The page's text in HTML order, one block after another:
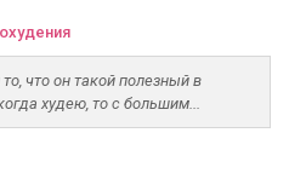
что он такой полезный в
худею, то с большим...